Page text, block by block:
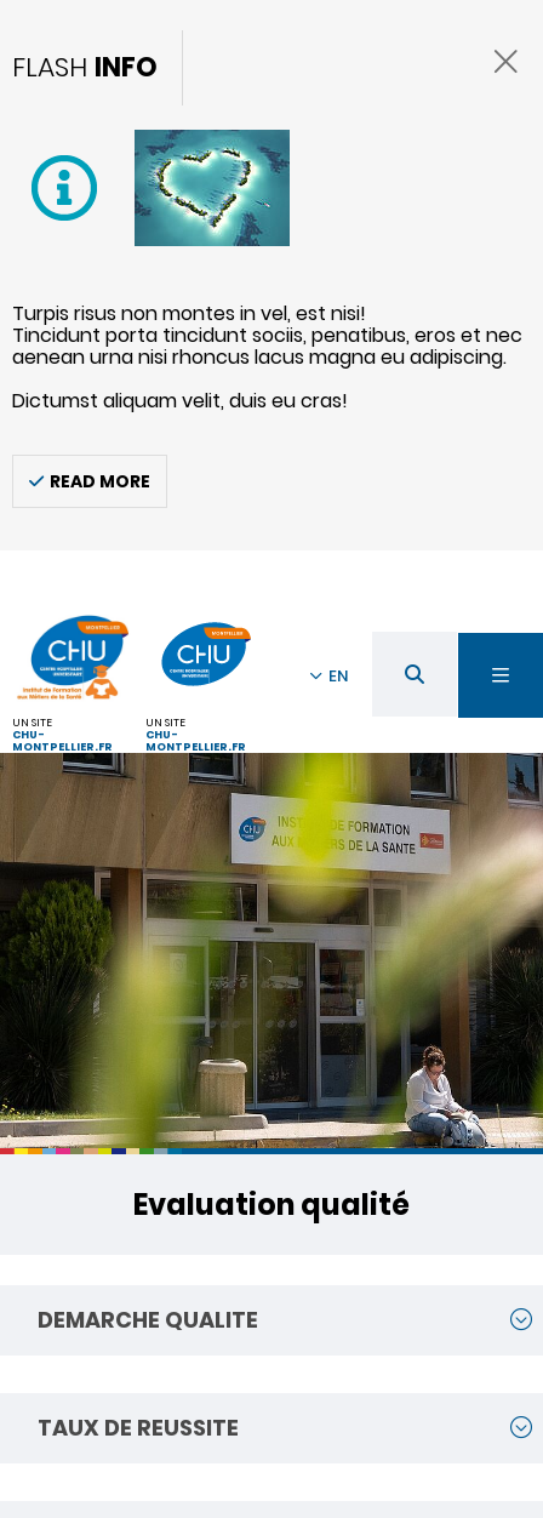
FLASH INFO
Turpis risus non montes in vel, est nisi!
Tincidunt porta tincidunt sociis, penatibus, eros et nec
aenean urna nisi rhoncus lacus magna eu adipiscing.
Dictumst aliquam velit, duis eu cras!
READ MORE
UN SITE
CHU-
MONTPELLIER.FR
UN SITE
CHU-
MONTPELLIER.FR
EN
Evaluation qualité
DEMARCHE QUALITE
TAUX DE REUSSITE